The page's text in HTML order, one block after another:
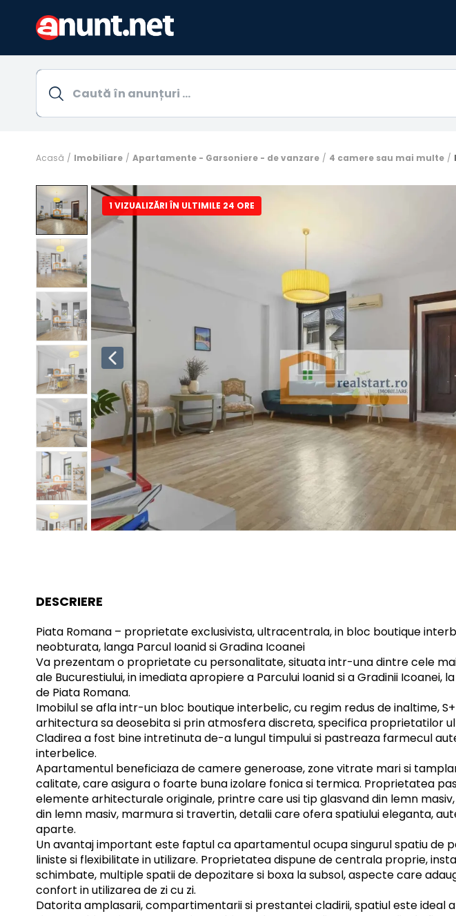
Acasă Imobiliare Apartamente - Garsoniere - de vanzare 4 camere sau mai multe
1 VIZUALIZĂRI ÎN ULTIMILE 24 ORE
DESCRIERE
Piata Romana – proprietate exclusivista, ultracentrala, in bloc boutique
neobturata, langa Parcul Ioanid si Gradina Icoanei
Va prezentam o proprietate cu personalitate, situata intr-una dintre cele
ale Bucurestiului, in imediata apropiere a Parcului Ioanid si a Gradinii Icoanei,
de Piata Romana.
Imobilul se afla intr-un bloc boutique interbelic, cu regim redus de inaltime,
arhitectura sa deosebita si prin atmosfera discreta, specifica proprietatilor
Cladirea a fost bine intretinuta de-a lungul timpului si pastreaza farmecul
interbelice.
Apartamentul beneficiaza de camere generoase, zone vitrate mari si
calitate, care asigura o foarte buna izolare fonica si termica. Proprietatea
elemente arhitecturale originale, printre care usi tip glasvand din lemn
din lemn masiv, marmura si travertin, detalii care ofera spatiului eleganta,
aparte.
Un avantaj important este faptul ca apartamentul ocupa singurul spatiu de
liniste si flexibilitate in utilizare. Proprietatea dispune de centrala proprie,
schimbate, multiple spatii de depozitare si boxa la subsol, aspecte care
confort in utilizarea de zi cu zi.
Datorita amplasarii, compartimentarii si prestantei cladirii, spatiul este ideal